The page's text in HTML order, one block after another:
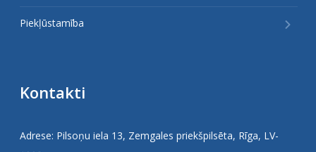
Piekļūstamība
Kontakti
Adrese: Pilsoņu iela 13, Zemgales priekšpilsēta, Rīga, LV-